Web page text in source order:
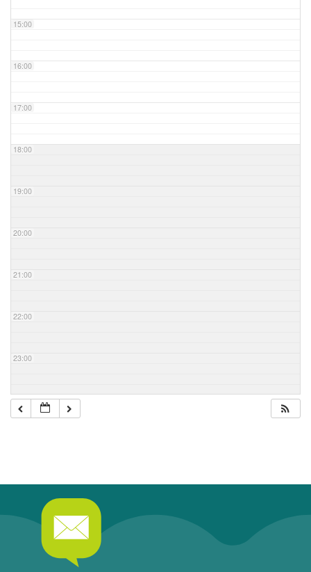
15:00
16:00
17:00
18:00
19:00
20:00
21:00
22:00
23:00